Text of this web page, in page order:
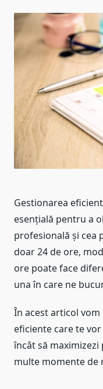
Gestionarea
esențială pentru a
profesională și cea
doar 24 de ore,
ore poate face
una în care ne
În acest articol
eficiente care te
încât să
multe momente de